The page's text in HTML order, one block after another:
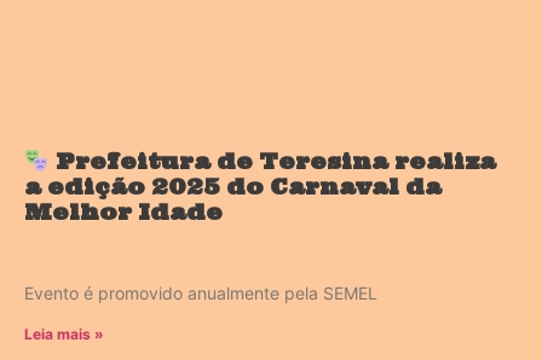
Prefeitura de Teresina realiza
a edição 2025 do Carnaval da
Melhor Idade
Evento é promovido anualmente pela SEMEL
Leia mais »